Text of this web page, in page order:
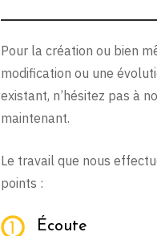
Pour la création ou bien
modification ou une
existant, n’hésitez pas à
maintenant.
Le travail que nous
points :
Écoute